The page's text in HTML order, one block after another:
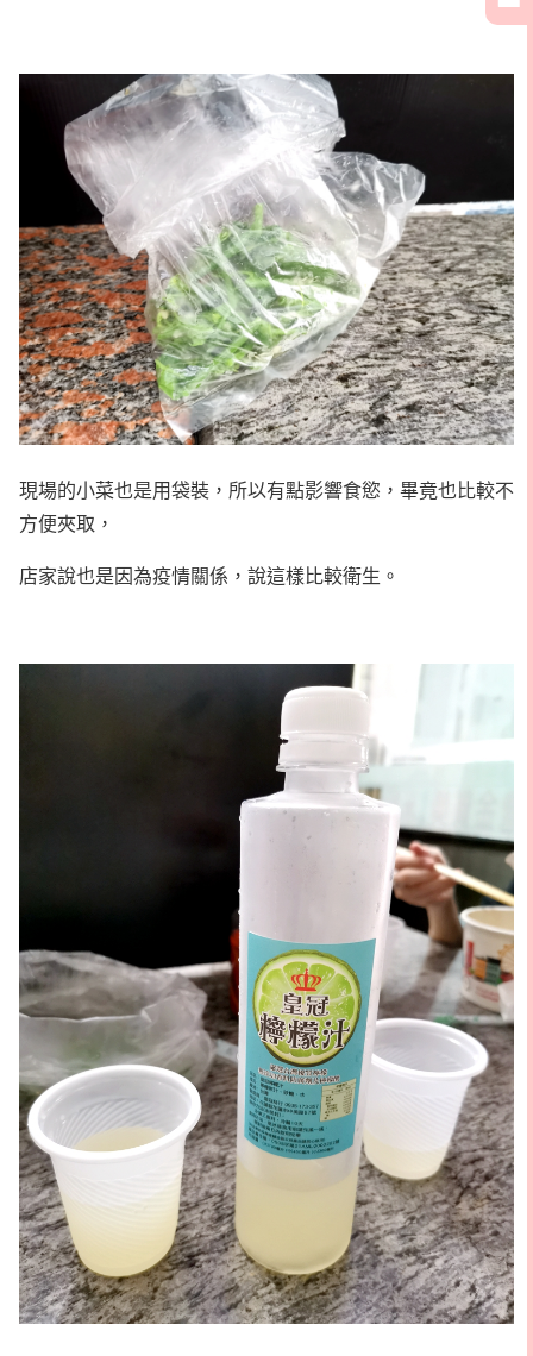
現場的小菜也是用袋裝，所以有點影響食慾，畢竟也比較不
方便夾取，
店家說也是因為疫情關係，說這樣比較衛生。